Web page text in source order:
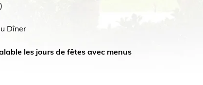
Dîner
les jours de fêtes avec menus